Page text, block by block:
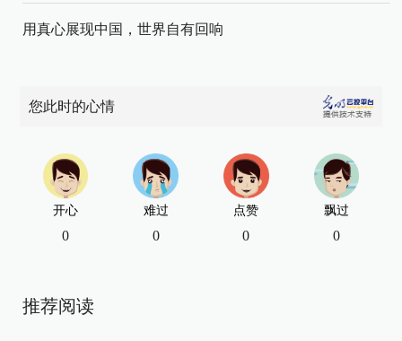
用真心展现中国，世界自有回响
您此时的心情
开心
0
难过
0
点赞
0
飘过
0
推荐阅读